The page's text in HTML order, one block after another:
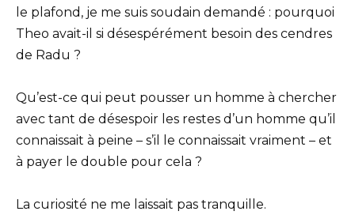
le plafond, je me suis soudain demandé : pourquoi
Theo avait-il si désespérément besoin des cendres
de Radu ?
Qu’est-ce qui peut pousser un homme à chercher
avec tant de désespoir les restes d’un homme qu’il
connaissait à peine – s’il le connaissait vraiment – et
à payer le double pour cela ?
La curiosité ne me laissait pas tranquille.